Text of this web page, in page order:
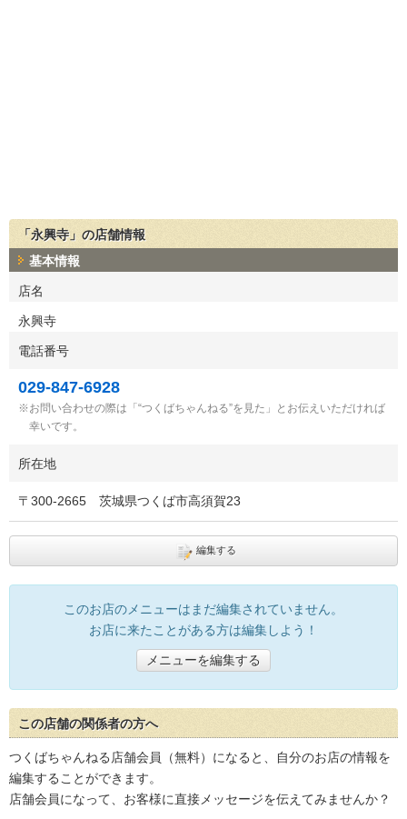
「永興寺」の店舗情報
基本情報
店名
永興寺
電話番号
029-847-6928
お問い合わせの際は「“つくばちゃんねる”を見た」とお伝えいただければ
幸いです。
所在地
〒 300-2665 茨城県つくば市高須賀23
編集する
このお店のメニューはまだ編集されていません。
お店に来たことがある方は編集しよう！
メニューを編集する
この店舗の関係者の方へ
つくばちゃんねる店舗会員（無料）になると、自分のお店の情報を
編集することができます。
店舗会員になって、お客様に直接メッセージを伝えてみませんか？